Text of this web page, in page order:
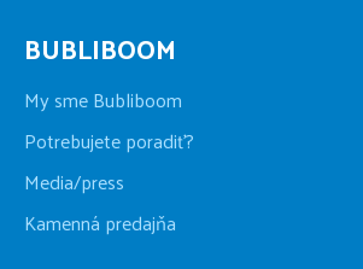
BUBLIBOOM
My sme Bubliboom
Potrebujete poradiť?
Media/press
Kamenná predajňa